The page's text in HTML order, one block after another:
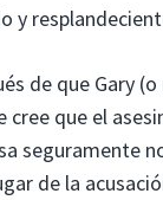
y
de que Gary
que el
seguramente
de la